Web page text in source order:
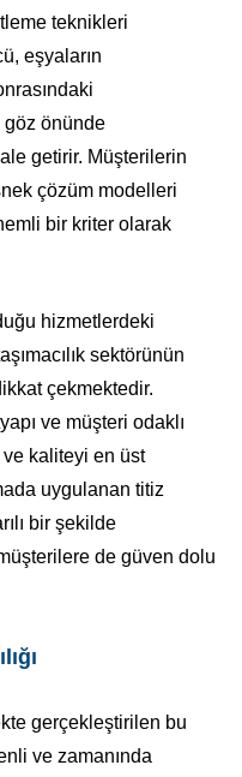
teknikleri
eşyaların
göz önünde
getirir. Müşterilerin
çözüm modelleri
bir kriter olarak
hizmetlerdeki
sektörünün
çekmektedir.
ve müşteri odaklı
ve kaliteyi en üst
uygulanan titiz
bir şekilde
de güven dolu
gerçekleştirilen bu
ve zamanında